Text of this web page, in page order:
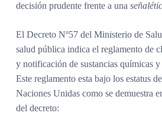
decisión prudente frente a una
El Decreto Nº57 del Ministerio de
salud pública indica el reglamento de
y notificación de sustancias químicas y
Este reglamento esta bajo los estatus
Naciones Unidas como se demuestra
del decreto: